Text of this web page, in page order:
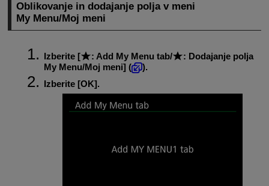
Oblikovanje in dodajanje polja v meni
My Menu/Moj meni
Izberite [ : Add My Menu tab/ : Dodajanje polja
My Menu/Moj meni] (
).
Izberite [OK].